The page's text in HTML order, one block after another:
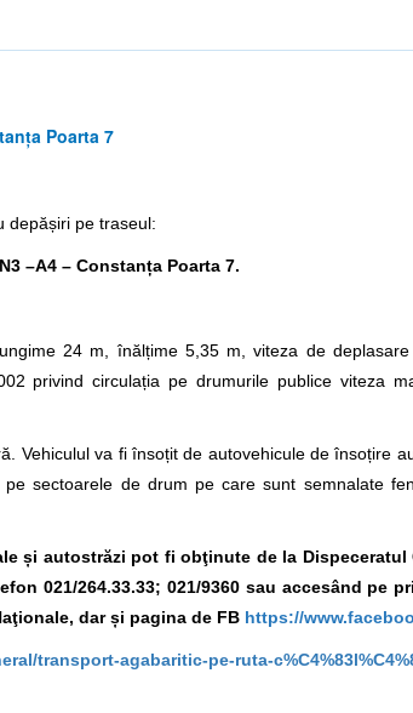
Poarta 7
depășiri pe traseul:
–A4 – Constanța Poarta 7.
24 m, înălțime 5,35 m, viteza de
privind circulația pe drumurile publice viteza
Vehiculul va fi însoțit de autovehicule de însoțire
sectoarele de drum pe care sunt semnalate
și autostrăzi pot fi obţinute de la Dispeceratul
021/264.33.33; 021/9360 sau accesând pe
dar și pagina de FB https://
transport-agabaritic-pe-ruta-